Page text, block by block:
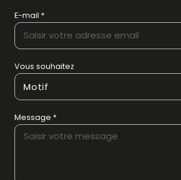
E-mail *
Vous souhaitez
Motif
Message *